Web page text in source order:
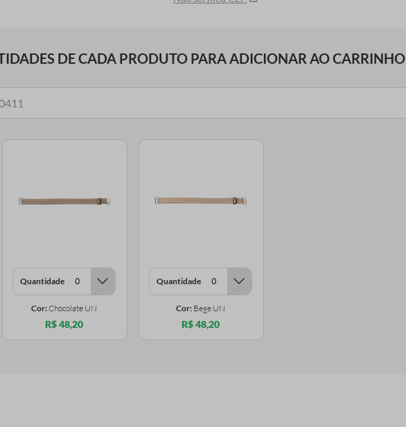
DE CADA PRODUTO PARA ADICIONAR AO CARRINHO
Quantidade
Cor:Chocolate UN
R$ 48,20
Quantidade
Cor: Bege UN
R$ 48,20